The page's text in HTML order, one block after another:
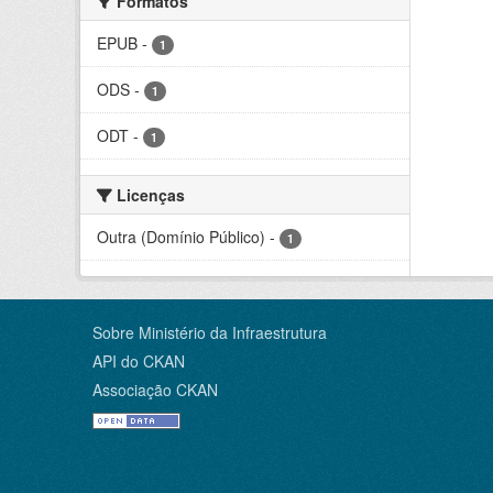
EPUB - 1
ODS - 1
ODT - 1
Licenças
Outra (Domínio Público) - 1
Sobre Ministério da Infraestrutura
API do CKAN
Associação CKAN